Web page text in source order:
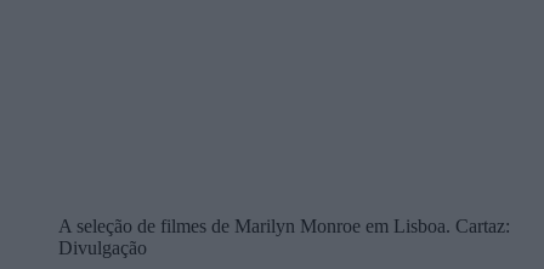
A seleção de filmes de Marilyn Monroe em Lisboa. Cartaz:
Divulgação